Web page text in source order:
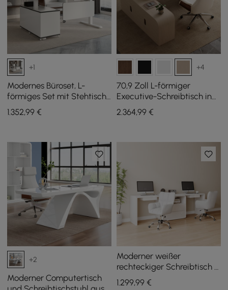
+1
Modernes Büroset, L-
förmiges Set mit Stehtisch
und Stuhl, weiß
1.352,99 €
+4
70,9 Zoll L-förmiger
Executive-Schreibtisch in
Kalkweiß (linksseitig) &
verstellbarer Leder-
2.364,99€
+2
Moderner Computertisch
Moderner weißer
rechteckiger Schreibtisch &
drehbar Bürostühle aus
1.299,99€